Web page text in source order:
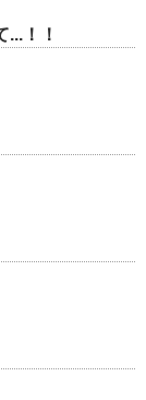
！！